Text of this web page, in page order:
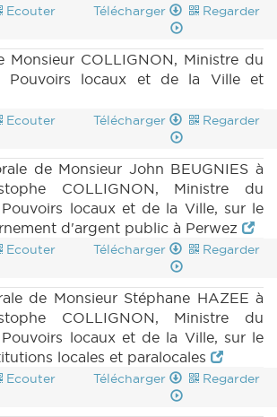
Ecouter Télécharger Regarder
Monsieur COLLIGNON, Ministre du
Pouvoirs locaux et de la Ville et
Ecouter Télécharger Regarder
de Monsieur John BEUGNIES à
COLLIGNON, Ministre du
locaux et de la Ville, sur le
d'argent public à Perwez
Ecouter Télécharger Regarder
de Monsieur Stéphane HAZEE à
COLLIGNON, Ministre du
locaux et de la Ville, sur le
locales et paralocales
Ecouter Télécharger Regarder